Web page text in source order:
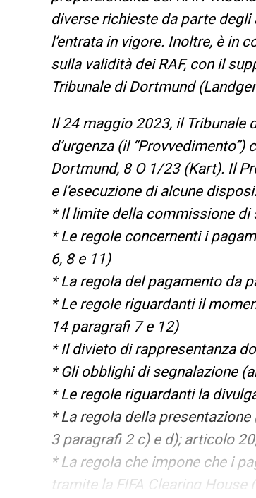
diverse richieste da parte degli
l’entrata in vigore. Inoltre, è in
sulla validità dei RAF, con il
Tribunale di Dortmund
Il 24 maggio 2023, il Tribunale
d’urgenza (il
Dortmund, 8 O 1/23 (Kart). Il
e l’esecuzione di alcune
* Il limite della commissione
* Le regole concernenti i
6, 8 e 11)
* La regola del pagamento da
* Le regole riguardanti il
14 paragrafi 7 e 12)
* Il divieto di rappresentanza
* Gli obblighi di segnalazione
* Le regole riguardanti la
* La regola della
3 paragrafi 2 c) e d); articolo
* La regola che impone che i
tramite la FIFA Clearing